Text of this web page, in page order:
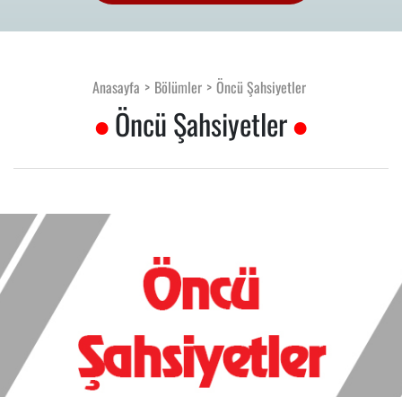
Anasayfa Bölümler Öncü Şahsiyetler
Öncü Şahsiyetler